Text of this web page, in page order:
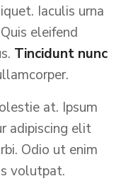
Iaculis urna
eleifend
Tincidunt nunc
at. Ipsum
adipiscing elit
Odio ut enim
volutpat.